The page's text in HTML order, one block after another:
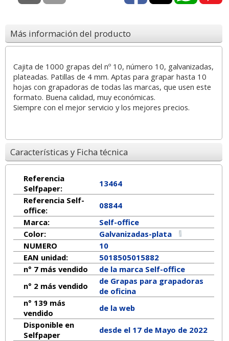
Más información del producto
Cajita de 1000 grapas del nº 10, número 10, galvanizadas,
plateadas. Patillas de 4 mm. Aptas para grapar hasta 10
hojas con grapadoras de todas las marcas, que usen este
formato. Buena calidad, muy económicas.
Siempre con el mejor servicio y los mejores precios.
Características y Ficha técnica
Referencia
Selfpaper:
13464
Referencia Self-
office:
08844
Marca:
Self-office
Color:
Galvanizadas-plata
NUMERO
10
EAN unidad:
5018505015882
n° 7 más vendido
de la marca Self-office
n° 2 más vendido
de Grapas para grapadoras
de oficina
n° 139 más
vendido
de la web
Disponible en
Selfpaper
desde el 17 de Mayo de 2022